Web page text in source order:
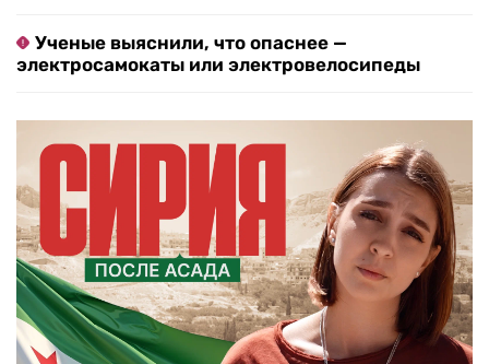
Ученые выяснили, что опаснее —
электросамокаты или электровелосипеды